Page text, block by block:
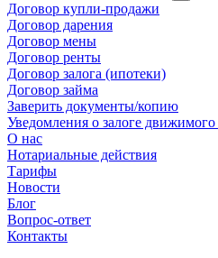
Договор купли-продажи
Договор дарения
Договор мены
Договор ренты
Договор залога (ипотеки)
Договор займа
Заверить документы/копию
Уведомления о залоге
О нас
Нотариальные действия
Тарифы
Новости
Блог
Вопрос-ответ
Контакты